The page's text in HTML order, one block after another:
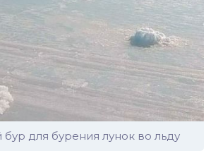
для бурения лунок во льду